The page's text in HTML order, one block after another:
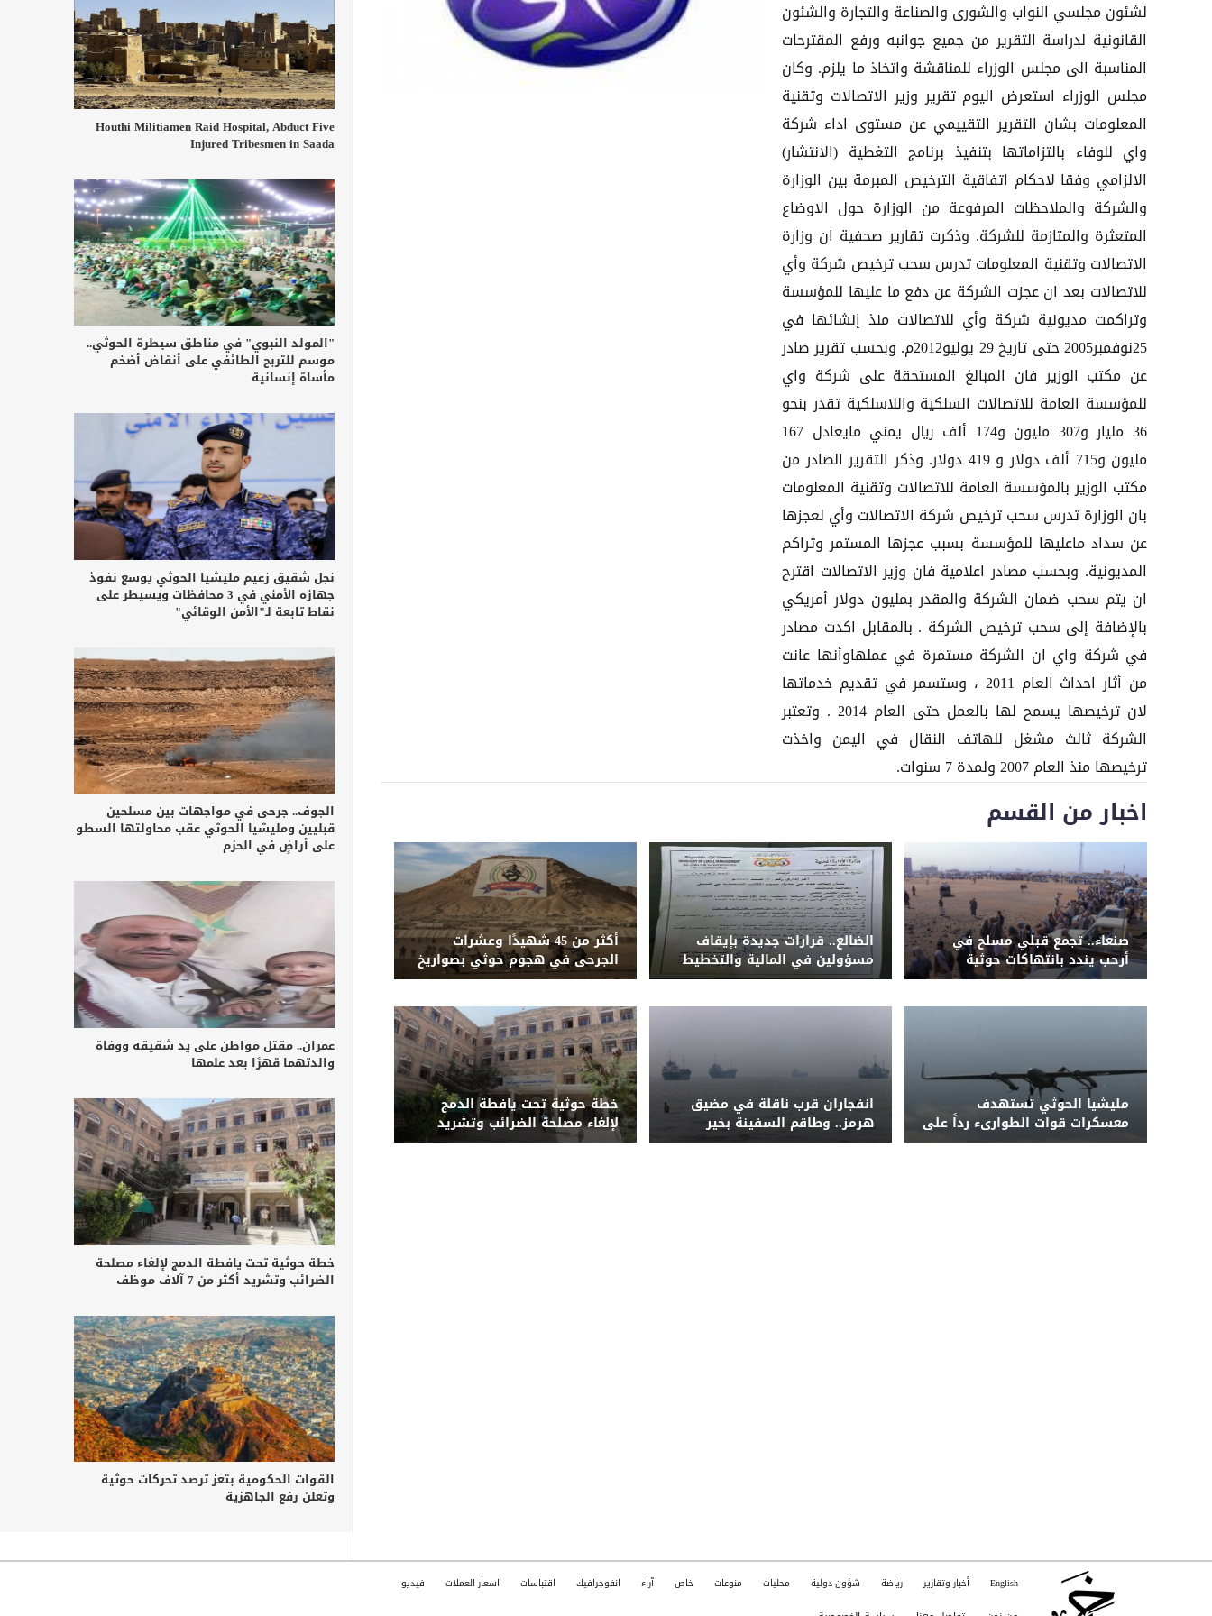
لشئون مجلسي النواب والشورى والصناعة والتجارة والشئون
القانونية لدراسة التقرير من جميع جوانبه ورفع المقترحات
المناسبة الى مجلس الوزراء للمناقشة واتخاذ ما يلزم. وكان
مجلس الوزراء استعرض اليوم تقرير وزير الاتصالات وتقنية
المعلومات بشان التقرير التقييمي عن مستوى اداء شركة
واي للوفاء بالتزاماتها بتنفيذ برنامج التغطية (الانتشار)
الالزامي وفقا لاحكام اتفاقية الترخيص المبرمة بين الوزارة
والشركة والملاحظات المرفوعة من الوزارة حول الاوضاع
المتعثرة والمتازمة للشركة. وذكرت تقارير صحفية ان وزارة
الاتصالات وتقنية المعلومات تدرس سحب ترخيص شركة وأي
للاتصالات بعد ان عجزت الشركة عن دفع ما عليها للمؤسسة
وتراكمت مديونية شركة وأي للاتصالات منذ إنشائها في
25نوفمبر2005 حتى تاريخ 29 يوليو2012م. وبحسب تقرير صادر
عن مكتب الوزير فان المبالغ المستحقة على شركة واي
للمؤسسة العامة للاتصالات السلكية واللاسلكية تقدر بنحو
36 مليار و307 مليون و174 ألف ريال يمني مايعادل 167
مليون و715 ألف دولار و 419 دولار. وذكر التقرير الصادر من
مكتب الوزير بالمؤسسة العامة للاتصالات وتقنية المعلومات
بان الوزارة تدرس سحب ترخيص شركة الاتصالات وأي لعجزها
عن سداد ماعليها للمؤسسة بسبب عجزها المستمر وتراكم
المديونية. وبحسب مصادر اعلامية فان وزير الاتصالات اقترح
ان يتم سحب ضمان الشركة والمقدر بمليون دولار أمريكي
بالإضافة إلى سحب ترخيص الشركة . بالمقابل اكدت مصادر
في شركة واي ان الشركة مستمرة في عملهاوأنها عانت
من أثار احداث العام 2011 ، وستسمر في تقديم خدماتها
لان ترخيصها يسمح لها بالعمل حتى العام 2014 . وتعتبر
الشركة ثالث مشغل للهاتف النقال في اليمن واخذت
ترخيصها منذ العام 2007 ولمدة 7 سنوات.
اخبار من القسم
صنعاء.. تجمع قبلي مسلح في
أرحب يندد بانتهاكات حوثية
ويطالب بإقالة قيادة الأمن
الضالع.. قرارات جديدة بإيقاف
مسؤولين في المالية والتخطيط
والخدمة المدنية والشؤون
أكثر من 45 شهيدًا وعشرات
الجرحى في هجوم حوثي بصواريخ
باليستية ومسيّرات على معسكر
مليشيا الحوثي تستهدف
معسكرات قوات الطوارىء رداً على
نجاحات أمنية
انفجاران قرب ناقلة في مضيق
هرمز.. وطاقم السفينة بخير
خطة حوثية تحت يافطة الدمج
لإلغاء مصلحة الضرائب وتشريد
أكثر من 7 آلاف موظف
Houthi Militiamen Raid Hospital, Abduct Five
Injured Tribesmen in Saada
"المولد النبوي" في مناطق سيطرة الحوثي..
موسم للتربح الطائفي على أنقاض أضخم
مأساة إنسانية
نجل شقيق زعيم مليشيا الحوثي يوسع نفوذ
جهازه الأمني في 3 محافظات ويسيطر على
نقاط تابعة لـ"الأمن الوقائي"
الجوف.. جرحى في مواجهات بين مسلحين
قبليين ومليشيا الحوثي عقب محاولتها السطو
على أراضٍ في الحزم
عمران.. مقتل مواطن على يد شقيقه ووفاة
والدتهما قهرًا بعد علمها
خطة حوثية تحت يافطة الدمج لإلغاء مصلحة
الضرائب وتشريد أكثر من 7 آلاف موظف
القوات الحكومية بتعز ترصد تحركات حوثية
وتعلن رفع الجاهزية
English أخبار وتقارير رياضة شؤون دولية محليات منوعات خاص آراء انفوجرافيك اقتباسات اسعار العملات فيديو